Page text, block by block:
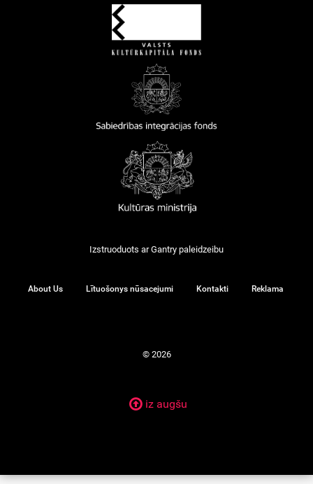
Izstruoduots arGantry paleidzeibu
About Us Lītuošonys nūsacejumi Kontakti Reklama
© 2026
iz augšu